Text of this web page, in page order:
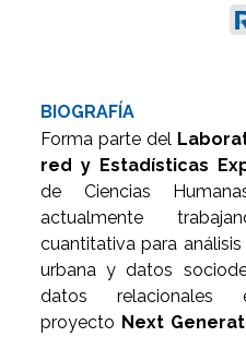
BIOGRAFÍA
Forma parte del
red y Estadísticas
de Ciencias
actualmente
cuantitativa para
urbana y datos
datos
proyecto Next